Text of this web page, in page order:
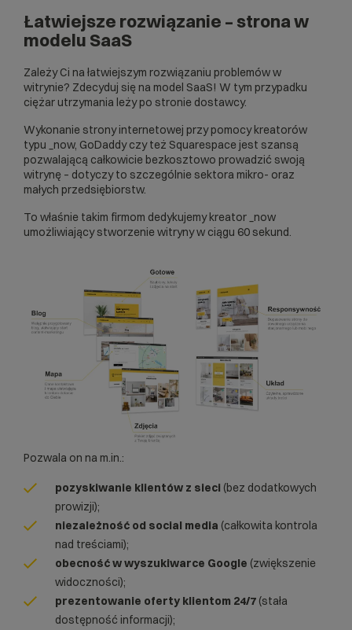
Łatwiejsze rozwiązanie – strona w
modelu SaaS
Zależy Ci na łatwiejszym rozwiązaniu problemów w
witrynie? Zdecyduj się na model SaaS! W tym przypadku
ciężar utrzymania leży po stronie dostawcy.
Wykonanie strony internetowej przy pomocy kreatorów
typu _now, GoDaddy czy też Squarespace jest szansą
pozwalającą całkowicie bezkosztowo prowadzić swoją
witrynę – dotyczy to szczególnie sektora mikro- oraz
małych przedsiębiorstw.
To właśnie takim firmom dedykujemykreator _now
umożliwiający stworzenie witryny w ciągu 60 sekund.
Pozwala on na m.in.:
pozyskiwanie klientów z sieci (bez dodatkowych
prowizji);
niezależność od social media (całkowita kontrola
nad treściami);
obecność w wyszukiwarce Google (zwiększenie
widoczności);
prezentowanie oferty klientom 24/7 (stała
dostępność informacji);